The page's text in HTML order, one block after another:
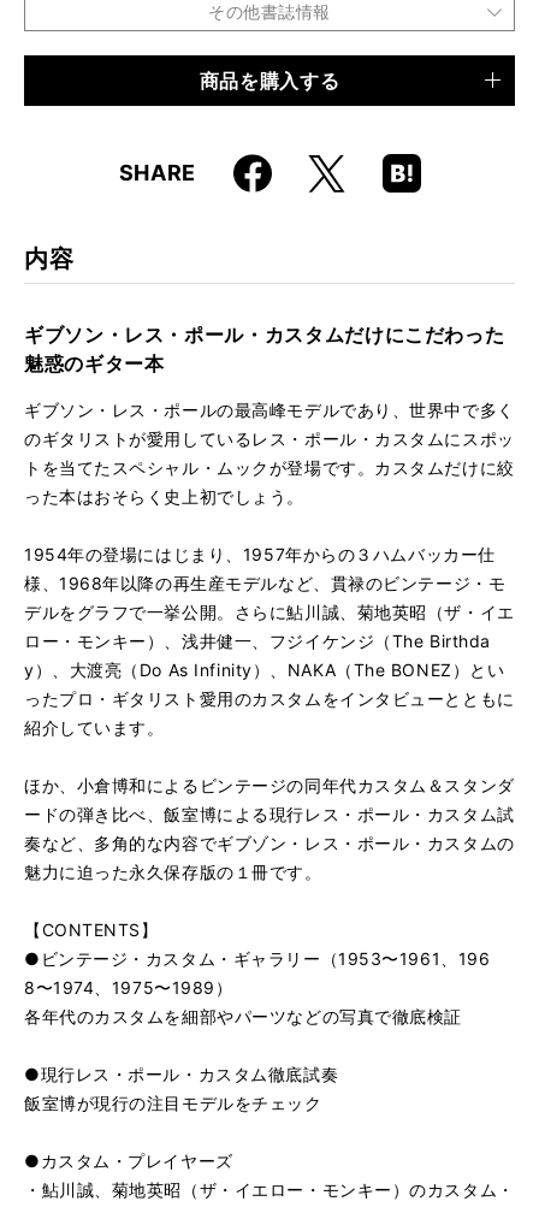
その他書誌情報
9784845631339
商品を購入する
SHARE Faceboo
k
X
Hatena
Boo
内容
ギブソン・レス・ポール・カスタムだけにこだわった
魅惑のギター本
ギブソン・レス・ポールの最高峰モデルであり、世界中で多く
のギタリストが愛用しているレス・ポール・カスタムにスポッ
トを当てたスペシャル・ムックが登場です。カスタムだけに絞
った本はおそらく史上初でしょう。
1954年の登場にはじまり、1957年からの３ハムバッカー仕
様、1968年以降の再生産モデルなど、貫禄のビンテージ・モ
デルをグラフで一挙公開。さらに鮎川誠、菊地英昭（ザ・イエ
ロー・モンキー）、浅井健一、フジイケンジ（The Birthda
y）、大渡亮（Do As Infinity）、NAKA（The BONEZ）とい
ったプロ・ギタリスト愛用のカスタムをインタビューとともに
紹介しています。
ほか、小倉博和によるビンテージの同年代カスタム＆スタンダ
ードの弾き比べ、飯室博による現行レス・ポール・カスタム試
奏など、多角的な内容でギブゾン・レス・ポール・カスタムの
魅力に迫った永久保存版の１冊です。
【CONTENTS】
●ビンテージ・カスタム・ギャラリー（1953〜1961、196
8〜1974、1975〜1989）
各年代のカスタムを細部やパーツなどの写真で徹底検証
●現行レス・ポール・カスタム徹底試奏
飯室博が現行の注目モデルをチェック
●カスタム・プレイヤーズ
・鮎川誠、菊地英昭（ザ・イエロー・モンキー）のカスタム・